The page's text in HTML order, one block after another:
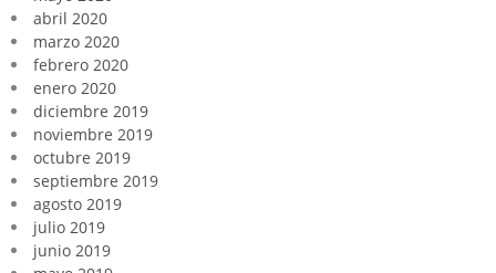
abril 2020
marzo 2020
febrero 2020
enero 2020
diciembre 2019
noviembre 2019
octubre 2019
septiembre 2019
agosto 2019
julio 2019
junio 2019